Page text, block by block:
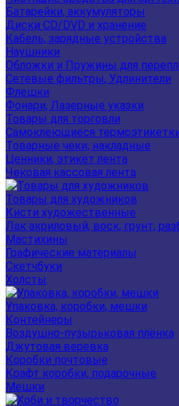
Батарейки, аккумуляторы
Диски CD/DVD и хранение
Кабель, зарядные устройства
Наушники
Обложки и Пружины для
Сетевые фильтры, Удлинители
Флешки
Фонари, Лазерные указки
Товары для торговли
Самоклеющиеся
Товарные чеки, накладные
Ценники, этикет лента
Чековая кассовая лента
Товары для художников
Кисти художественные
Лак акриловый, воск, грунт,
Мастихины
Графические материалы
Скетчбуки
Холсты
Упаковка, коробки, мешки
Контейнеры
Воздушно-пузырьковая плёнка
Джутовая веревка
Коробки почтовые
Крафт коробки, подарочные
Мешки